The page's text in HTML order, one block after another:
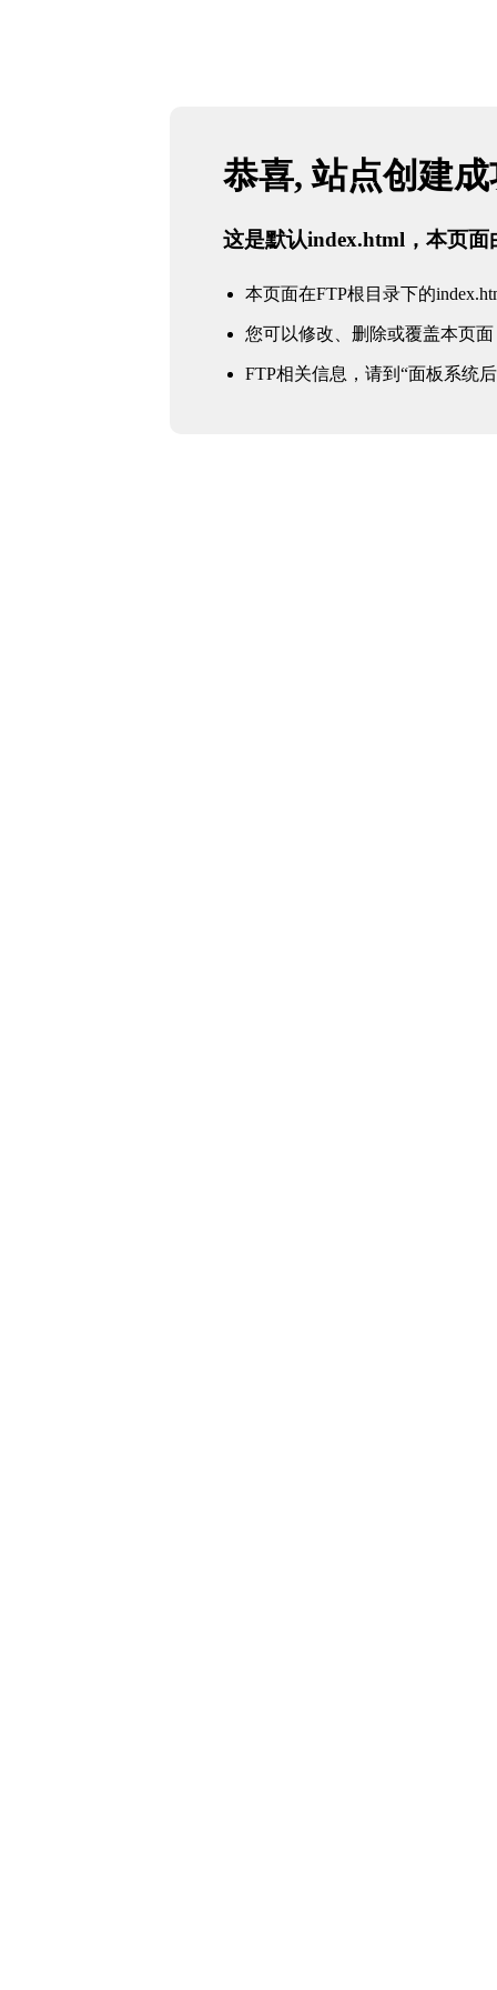
恭喜, 站点创建
这是默认index.html，本页面
本页面在FTP根目录下的
您可以修改、删除或覆盖本页面
FTP相关信息，请到“面板系统